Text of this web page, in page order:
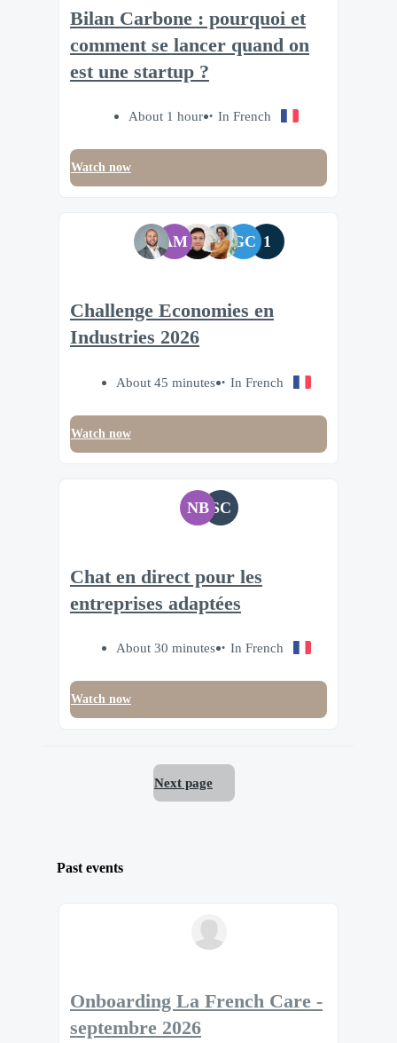
Bilan Carbone : pourquoi et
comment se lancer quand on
est une startup ?
About 1 hour In French
Watch now
AM GC 1
Challenge Economies en
Industries 2026
About 45 minutes In French
Watch now
NB SC
Chat en direct pour les
entreprises adaptées
About 30 minutes In French
Watch now
Next page
Past events
Onboarding La French Care -
septembre 2026